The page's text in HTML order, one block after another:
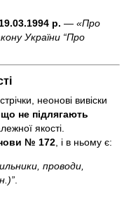
р. — «Про
України “Про
неонові вивіски
що не підлягають
якості.
№ 172 , і в ньому є:
проводи,